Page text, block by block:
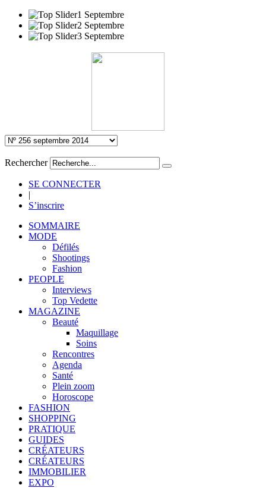
Rechercher
SE CONNECTER
|
S’inscrire
SOMMAIRE
MODE
Défilés
Shootings
Fashion
PEOPLE
Interviews
Top Vedette
MAGAZINE
Beauté
Maquillage
Soins
Rencontres
Agenda
Santé
Plein zoom
Horoscope
FASHION
SHOPPING
PRATIQUE
GUIDES
CRÉATEURS
CRÉATEURS
IMMOBILIER
EXPO